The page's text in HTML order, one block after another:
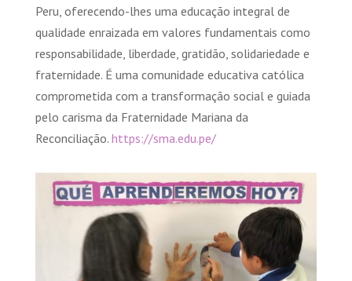
Peru, oferecendo-lhes uma educação integral de
qualidade enraizada em valores fundamentais como
responsabilidade, liberdade, gratidão, solidariedade e
fraternidade. É uma comunidade educativa católica
comprometida com a transformação social e guiada
pelo carisma da Fraternidade Mariana da
Reconciliação. https://sma.edu.pe/